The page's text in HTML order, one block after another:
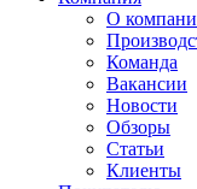
О
Команда
Вакансии
Новости
Обзоры
Статьи
Клиенты